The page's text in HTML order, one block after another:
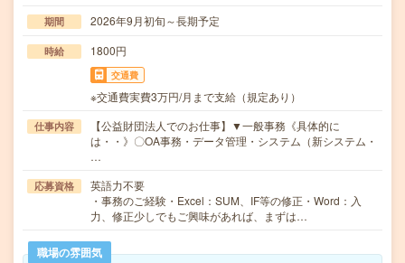
期間 2026年9月初旬～長期予定
時給 1800円
交通費
※交通費実費3万円/月まで支給（規定あり）
仕事内容
【公益財団法人でのお仕事】▼一般事務《具体的に
は・・》〇OA事務・データ管理・システム（新システム・
…
応募資格
英語力不要
・事務のご経験・Excel：SUM、IF等の修正・Word：入
力、修正少しでもご興味があれば、まずは…
職場の雰囲気